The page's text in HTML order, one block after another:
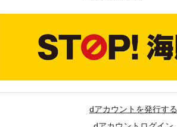
dアカウントを発行する